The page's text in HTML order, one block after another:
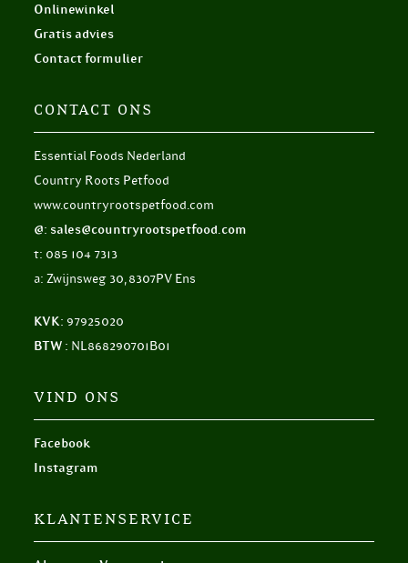
Onlinewinkel
Gratis advies
Contact formulier
CONTACT ONS
Essential Foods Nederland
Country Roots Petfood
www.countryrootspetfood.com
@: sales@countryrootspetfood.com
t: 085 104 7313
a: Zwijnsweg 30, 8307PV Ens
KVK: 97925020
BTW : NL868290701B01
VIND ONS
Facebook
Instagram
KLANTENSERVICE